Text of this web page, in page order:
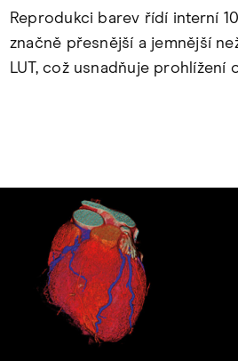
Reprodukci barev řídí interní
značně přesnější a jemnější
LUT, což usnadňuje prohlížení